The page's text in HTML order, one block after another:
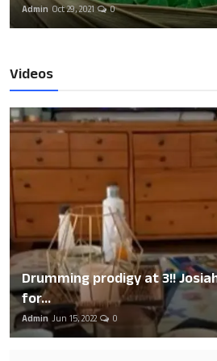
Admin Oct 29, 2021 0
Videos
Drumming prodigy at 3!!
for...
Admin Jun 15, 2022 0